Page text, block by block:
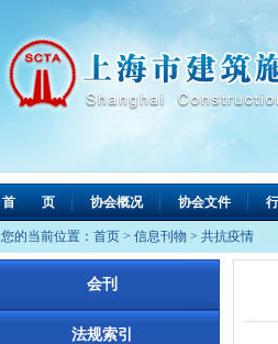
首 页 协会概况 协会文件
您的当前位置： 首页 > 信息刊物 > 共抗疫情
会刊
法规索引